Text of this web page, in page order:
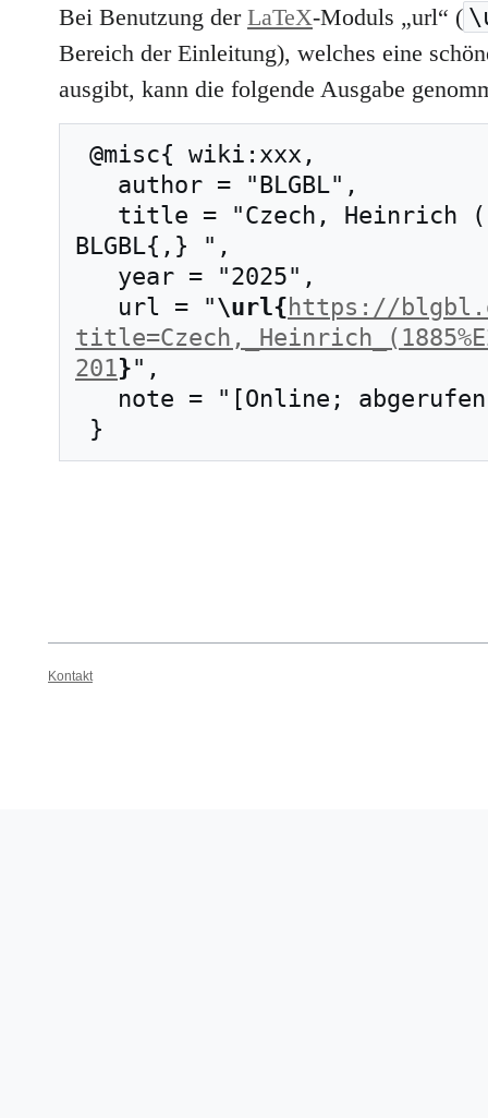
Bei Benutzung der LaTeX-Moduls „url“ (
Bereich der Einleitung), welches eine
ausgibt, kann die folgende Ausgabe
BLGBL{,} ",
   url = "
\url{ https://
201}",
Kontakt